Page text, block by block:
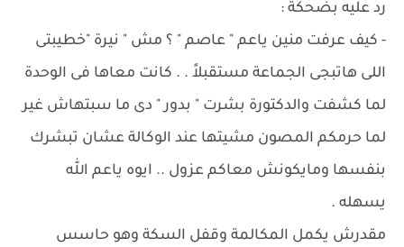
رد عليه بضحكة :
- كيف عرفت منين ياعم " عاصم " ؟ مش " نيرة "خطيبتى
اللى هاتبجى الجماعة مستقبلاً . . كانت معاها فى الوحدة
لما كشفت والدكتورة بشرت " بدور " دى ما سبتهاش غير
لما حرمكم المصون مشيتها عند الوكالة عشان تبشرك
بنفسها ومايكونش معاكم عزول .. ايوه ياعم الله
يسهله .
مقدرش يكمل المكالمة وقفل السكة وهو حاسس